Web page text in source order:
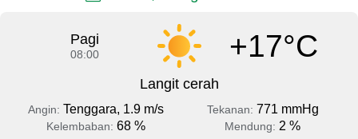
Pagi
08:00 +17°C
Langit cerah
Angin: Tenggara, 1.9 m/s Tekanan: 771 mmHg
Kelembaban: 68 % Mendung: 2 %